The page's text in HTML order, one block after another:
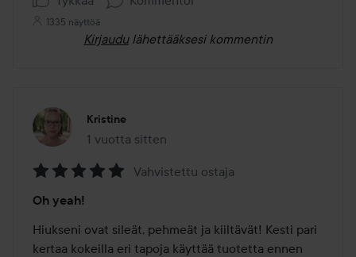
1335 näyttöä
Kirjaudu lähettääksesi kommentin
Kristine
1 vuotta sitten
Viesti luotiin 1 vuotta sitten
5
/
5
Vahvistettu ostaja
Oh yeah!
Hiukseni ovat sileät, pehmeät ja kiiltävät! Kesti pari
kertaa kokeilla eri tapoja käyttää tuotetta ennen